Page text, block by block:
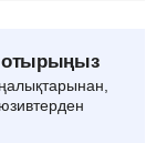
отырыңыз